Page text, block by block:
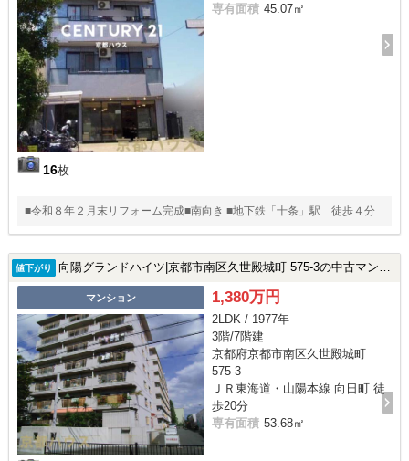
16枚
専有面積 45.07㎡
■令和８年２月末リフォーム完成■南向き ■地下鉄「十条」駅 徒歩４分
値下がり 向陽グランドハイツ|京都市南区久世殿城町 575-3の中古マンション
マンション 1,380万円
2LDK / 1977年
3階/7階建
京都府京都市南区久世殿城町
575-3
ＪＲ東海道・山陽本線 向日町 徒
歩20分
専有面積 53.68㎡